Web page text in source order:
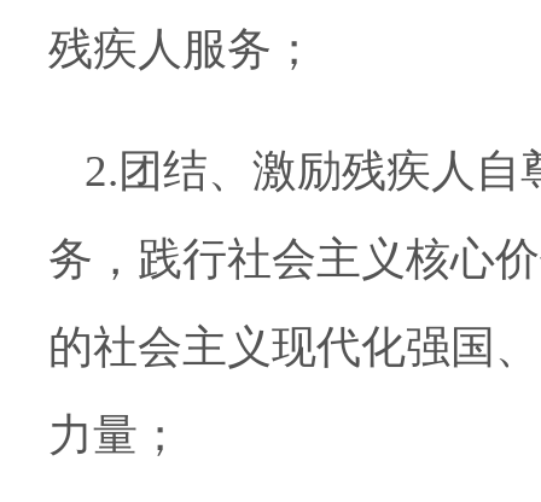
残疾人服务；
2.团结、激励残疾人
务，践行社会主义核心
的社会主义现代化强国
力量；